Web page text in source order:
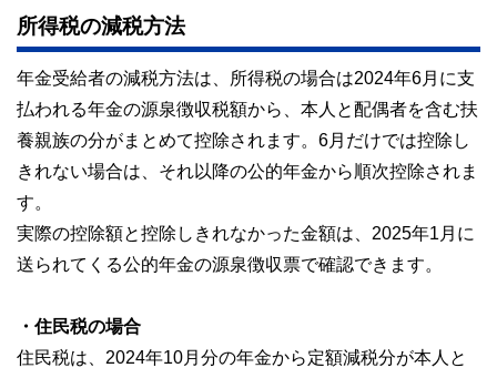
所得税の減税方法
年金受給者の減税方法は、所得税の場合は2024年6月に支
払われる年金の源泉徴収税額から、本人と配偶者を含む扶
養親族の分がまとめて控除されます。6月だけでは控除し
きれない場合は、それ以降の公的年金から順次控除されま
す。
実際の控除額と控除しきれなかった金額は、2025年1月に
送られてくる公的年金の源泉徴収票で確認できます。
・住民税の場合
住民税は、2024年10月分の年金から定額減税分が本人と